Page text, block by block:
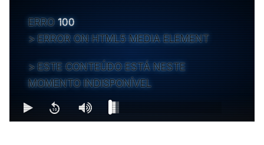
ERRO 100
ERROR ON HTML5 MEDIA ELEMENT
ESTE CONTEÚDO ESTÁ NESTE
MOMENTO INDISPONÍVEL